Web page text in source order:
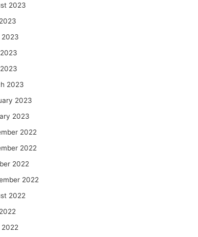
2023
2023
2023
2023
2023
2022
2022
2022
2022
2022
2022